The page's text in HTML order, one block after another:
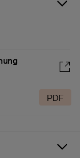
PDF